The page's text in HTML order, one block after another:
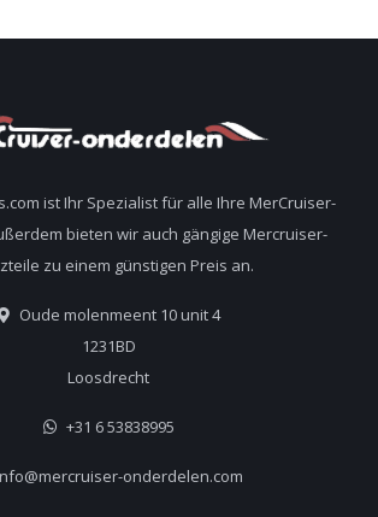
ist Ihr Spezialist für alle Ihre MerCruiser-
bieten wir auch gängige Mercruiser-
zu einem günstigen Preis an.
Oude molenmeent 10 unit 4
1231BD
Loosdrecht
+31 6 53838995
onderdelen.com